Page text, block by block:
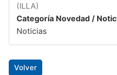
(ILLA)
Categoría Novedad /
Noticias
Volver